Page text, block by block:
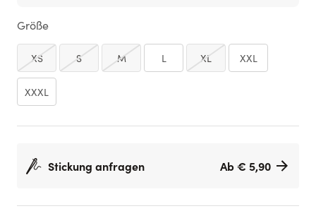
Größe
XS S M L XL XXL
XXXL
Stickung anfragen Ab € 5,90